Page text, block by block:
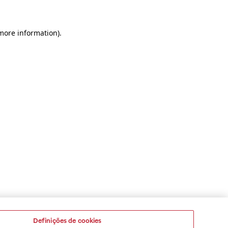
information).
Definições de cookies